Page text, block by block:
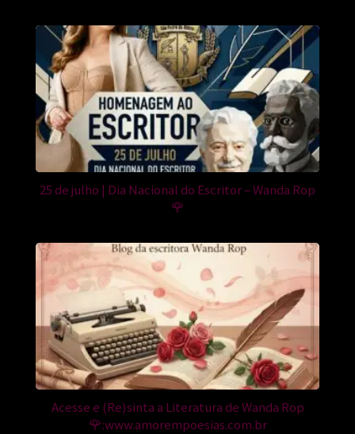
25 de julho | Dia Nacional do Escritor – Wanda Rop
🌹
Acesse e (Re)sinta a Literatura de Wanda Rop
🌹:www.amorempoesias.com.br